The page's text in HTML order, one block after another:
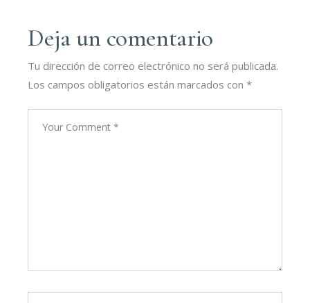
Deja un comentario
Tu dirección de correo electrónico no será publicada.
Los campos obligatorios están marcados con*